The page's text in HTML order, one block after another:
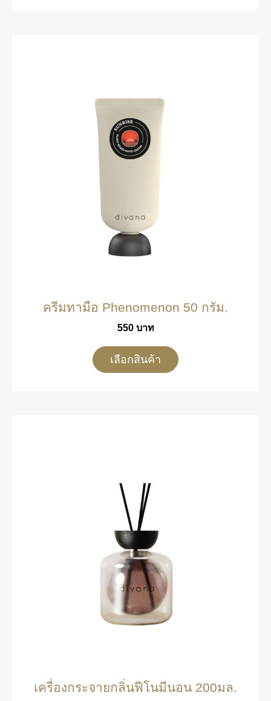
ครีมทามือ Phenomenon 50 กรัม.
550 บาท
เลือกสินค้า
เครื่องกระจายกลิ่นฟีโนมีนอน 200มล.